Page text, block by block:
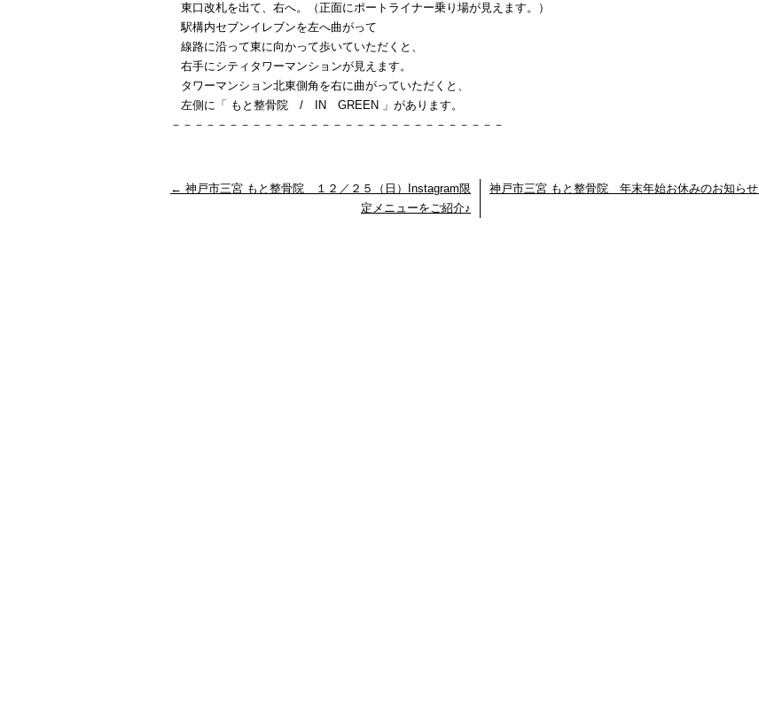
東口改札を出て、右へ。（正面にポートライナー乗り場が見えます。）
駅構内セブンイレブンを左へ曲がって
線路に沿って東に向かって歩いていただくと、
右手にシティタワーマンションが見えます。
タワーマンション北東側角を右に曲がっていただくと、
左側に「 もと整骨院 / IN GREEN 」があります。
－－－－－－－－－－－－－－－－－－－－－－－－－－－－－
← 神戸市三宮 もと整骨院 １２／２５（日）Instagram限
定メニューをご紹介♪
神戸市三宮 もと整骨院 年末年始お休みのお知らせ